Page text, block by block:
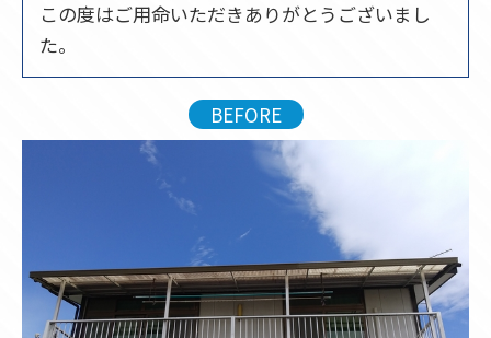
この度はご用命いただきありがとうございまし
た。
BEFORE